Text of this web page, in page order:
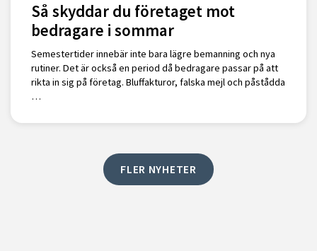
Så skyddar du företaget mot
bedragare i sommar
Semestertider innebär inte bara lägre bemanning och nya
rutiner. Det är också en period då bedragare passar på att
rikta in sig på företag. Bluffakturor, falska mejl och påstådda
…
FLER NYHETER